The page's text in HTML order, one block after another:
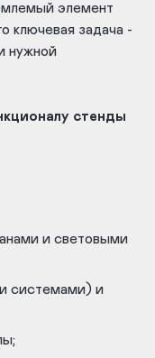
элемент
ключевая задача -
нужной
стенды
и световыми
системами) и